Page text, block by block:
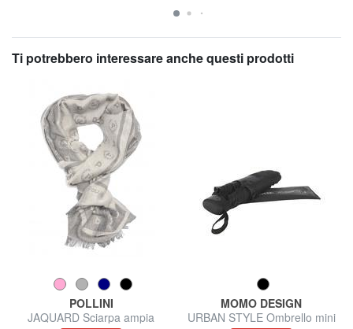
Ti potrebbero interessare anche questi prodotti
POLLINI
JAQUARD Sciarpa ampia
MOMO DESIGN
URBAN STYLE Ombrello mini